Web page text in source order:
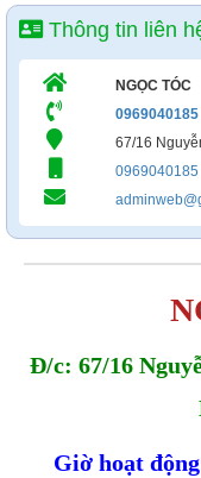
Thông tin liên
NGỌC TÓC
0969040185
67/16
0969040185
Đ/c: 67/16
Giờ hoạt